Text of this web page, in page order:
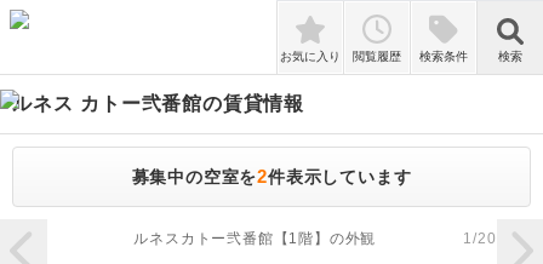
検索
お気に入り 閲覧履歴 検索条件 検索
ルネス カトー弐番館の賃貸情報
募集中の空室を2件表示しています
zoom_in
ルネスカトー弐番館【1階】の外観 1/20